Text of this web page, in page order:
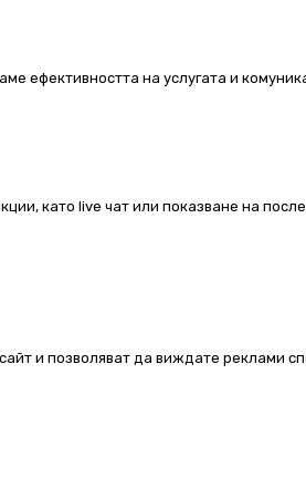
ефективността на услугата и
като live чат или показване на
и позволяват да виждате реклами